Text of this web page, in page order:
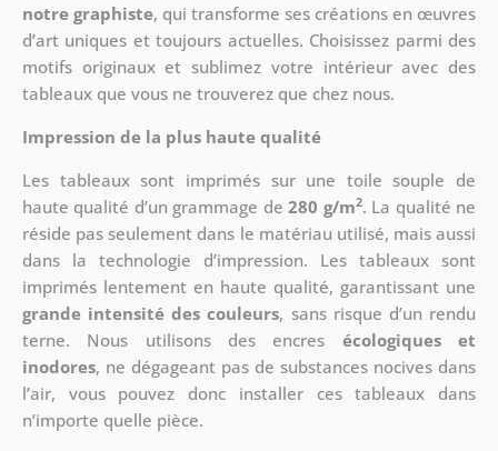
notre graphiste, qui transforme ses créations en œuvres
d’art uniques et toujours actuelles. Choisissez parmi des
motifs originaux et sublimez votre intérieur avec des
tableaux que vous ne trouverez que chez nous.
Impression de la plus haute qualité
Les tableaux sont imprimés sur une toile souple de
haute qualité d’un grammage de280 g/m2. La qualité ne
réside pas seulement dans le matériau utilisé, mais aussi
dans la technologie d’impression. Les tableaux sont
imprimés lentement en haute qualité, garantissant une
grande intensité des couleurs, sans risque d’un rendu
terne. Nous utilisons des encres écologiques et
inodores, ne dégageant pas de substances nocives dans
l’air, vous pouvez donc installer ces tableaux dans
n’importe quelle pièce.